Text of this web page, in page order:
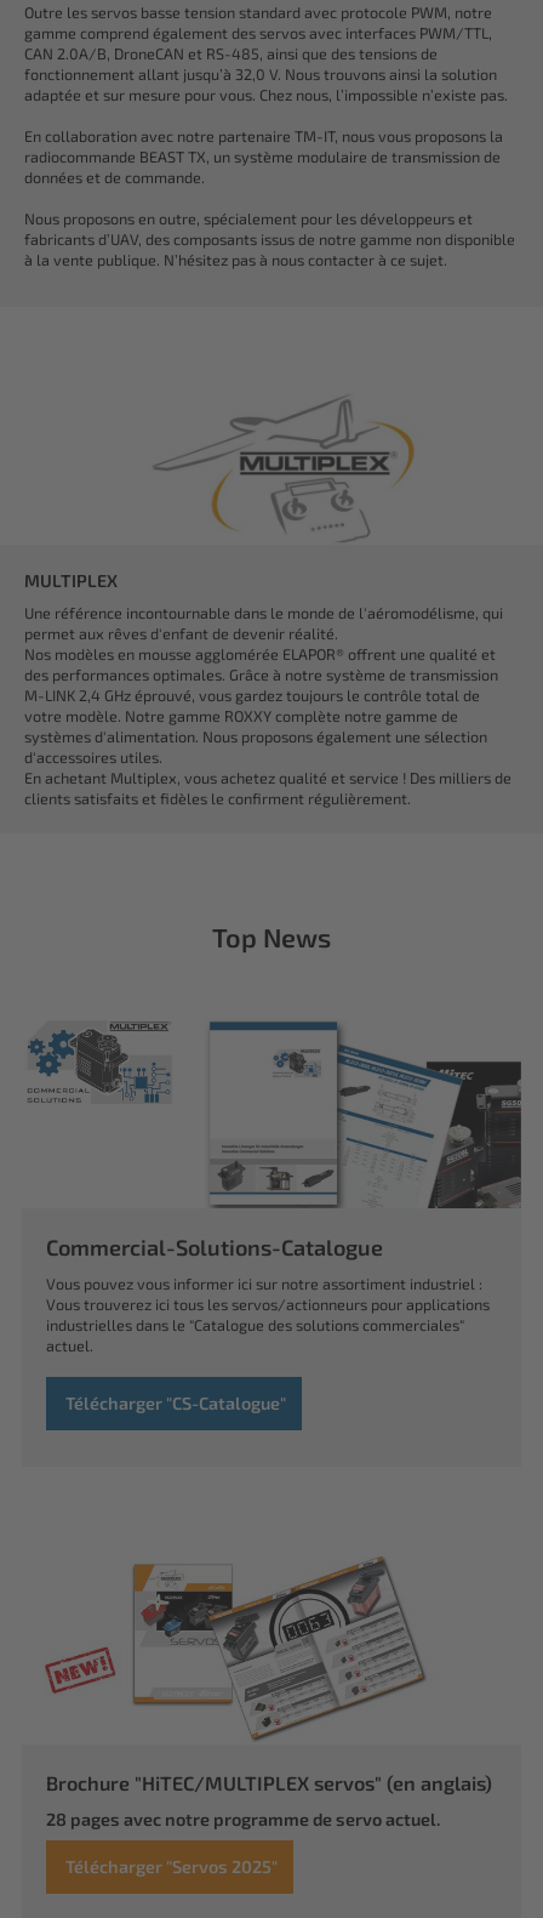
Outre les servos basse tension standard avec protocole PWM, notre
gamme comprend également des servos avec interfaces PWM/TTL,
CAN 2.0A/B, DroneCAN et RS-485, ainsi que des tensions de
fonctionnement allant jusqu’à 32,0 V. Nous trouvons ainsi la solution
adaptée et sur mesure pour vous. Chez nous, l’impossible n’existe pas.
En collaboration avec notre partenaire TM-IT, nous vous proposons la
radiocommande BEAST TX, un système modulaire de transmission de
données et de commande.
Nous proposons en outre, spécialement pour les développeurs et
fabricants d’UAV, des composants issus de notre gamme non disponible
à la vente publique. N’hésitez pas à nous contacter à ce sujet.
MULTIPLEX
Une référence incontournable dans le monde de l'aéromodélisme, qui
permet aux rêves d'enfant de devenir réalité.
Nos modèles en mousse agglomérée ELAPOR® offrent une qualité et
des performances optimales. Grâce à notre système de transmission
M-LINK 2,4 GHz éprouvé, vous gardez toujours le contrôle total de
votre modèle. Notre gamme ROXXY complète notre gamme de
systèmes d'alimentation. Nous proposons également une sélection
d'accessoires utiles.
En achetant Multiplex, vous achetez qualité et service ! Des milliers de
clients satisfaits et fidèles le confirment régulièrement.
Top News
Commercial-Solutions-Catalogue
Vous pouvez vous informer ici sur notre assortiment industriel :
Vous trouverez ici tous les servos/actionneurs pour applications
industrielles dans le "Catalogue des solutions commerciales"
actuel.
Télécharger "CS-Catalogue"
Brochure "HiTEC/MULTIPLEX servos" (en anglais)
28 pages avec notre programme de servo actuel.
Télécharger "Servos 2025"